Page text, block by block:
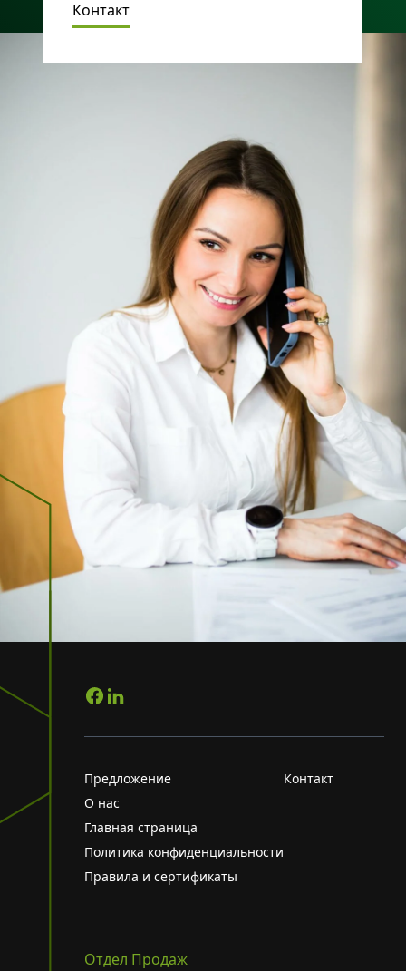
Контакт
Предложение
О нас
Главная страница
Политика конфиденциальности
Правила и сертификаты
Контакт
Отдел Продаж